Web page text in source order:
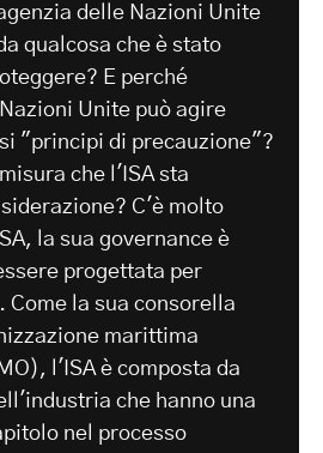
delle Nazioni Unite
qualcosa che è stato
E perché
Unite può agire
"principi di precauzione"?
che l'ISA sta
C'è molto
la sua governance è
progettata per
la sua consorella
marittima
l'ISA è composta da
che hanno una
nel processo